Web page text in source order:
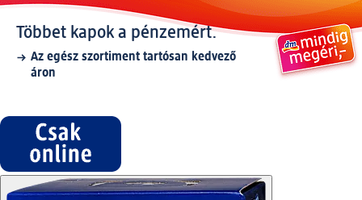
Többet kapok a pénzemért.
Az egész szortiment tartósan kedvező
áron